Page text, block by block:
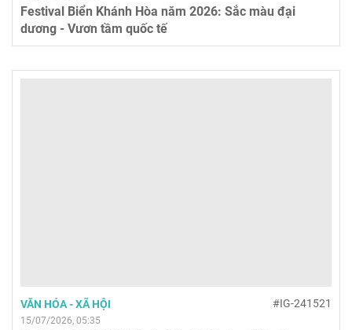
Festival Biển Khánh Hòa năm 2026: Sắc màu đại
dương - Vươn tầm quốc tế
VĂN HÓA - XÃ HỘI #IG-241521
15/07/2026, 05:35